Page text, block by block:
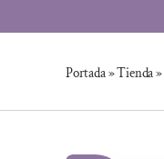
Portada»Tienda»